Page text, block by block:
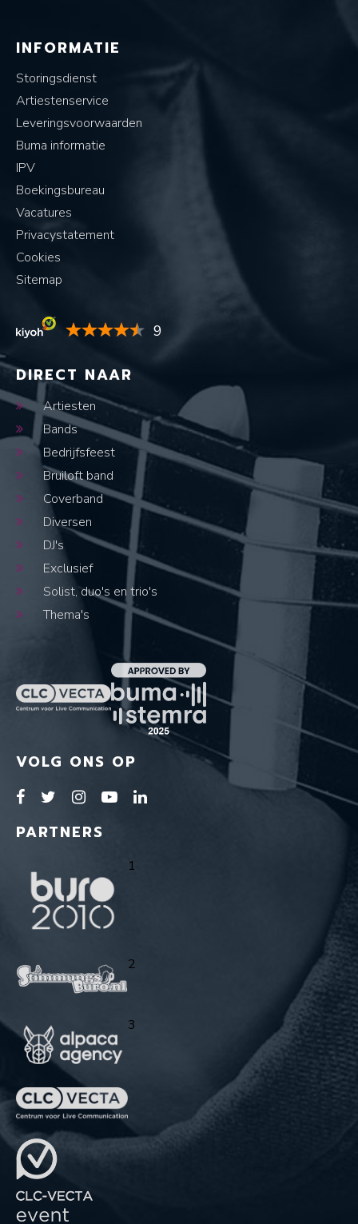
INFORMATIE
Storingsdienst
Artiestenservice
Leveringsvoorwaarden
Buma informatie
IPV
Boekingsbureau
Vacatures
Privacystatement
Cookies
Sitemap
9
DIRECT NAAR
Artiesten
Bands
Bedrijfsfeest
Bruiloft band
Coverband
Diversen
DJ's
Exclusief
Solist, duo's en trio's
Thema's
VOLG ONS OP
PARTNERS
1
2
3